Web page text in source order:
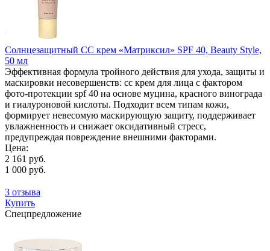
Солнцезащитный СС крем «Матриксил» SPF 40, Beauty Style,
50 мл
Эффективная формула тройного действия для ухода, защиты и
маскировки несовершенств: сс крем для лица с фактором
фото-протекции spf 40 на основе муцина, красного винограда
и гиалуроновой кислоты. Подходит всем типам кожи,
формирует невесомую маскирующую защиту, поддерживает
увлажненность и снижает оксидативный стресс,
предупреждая повреждение внешними факторами.
Цена:
2 161 руб.
1 000 руб.
3 отзыва
Купить
Спецпредложение